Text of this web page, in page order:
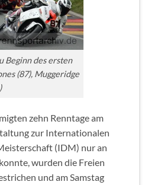
Beginn des ersten
(87), Muggeridge
zehn Renntage am
zur Internationalen
(IDM) nur an
wurden die Freien
und am Samstag